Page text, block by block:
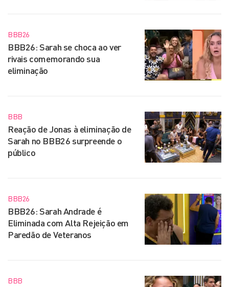
BBB26
BBB26: Sarah se choca ao ver
rivais comemorando sua
eliminação
BBB
Reação de Jonas à eliminação de
Sarah no BBB26 surpreende o
público
BBB26
BBB26: Sarah Andrade é
Eliminada com Alta Rejeição em
Paredão de Veteranos
BBB